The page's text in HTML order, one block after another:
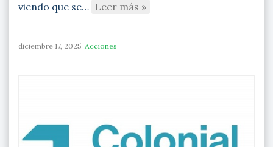
viendo que se… Leer más »
diciembre 17, 2025 Acciones